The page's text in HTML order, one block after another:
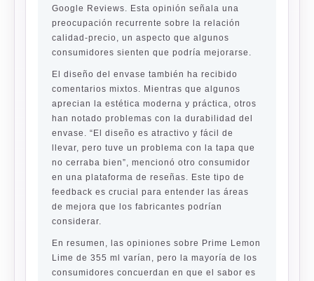
Google Reviews. Esta opinión señala una
preocupación recurrente sobre la relación
calidad-precio, un aspecto que algunos
consumidores sienten que podría mejorarse.
El diseño del envase también ha recibido
comentarios mixtos. Mientras que algunos
aprecian la estética moderna y práctica, otros
han notado problemas con la durabilidad del
envase. “El diseño es atractivo y fácil de
llevar, pero tuve un problema con la tapa que
no cerraba bien”, mencionó otro consumidor
en una plataforma de reseñas. Este tipo de
feedback es crucial para entender las áreas
de mejora que los fabricantes podrían
considerar.
En resumen, las opiniones sobre Prime Lemon
Lime de 355 ml varían, pero la mayoría de los
consumidores concuerdan en que el sabor es